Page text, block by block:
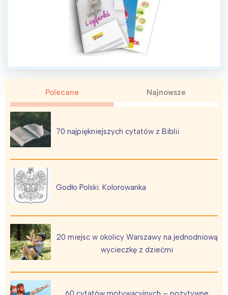
Polecane Najnowsze
70 najpiękniejszych cytatów z Biblii
Godło Polski. Kolorowanka
20 miejsc w okolicy Warszawy na jednodniową
wycieczkę z dziećmi